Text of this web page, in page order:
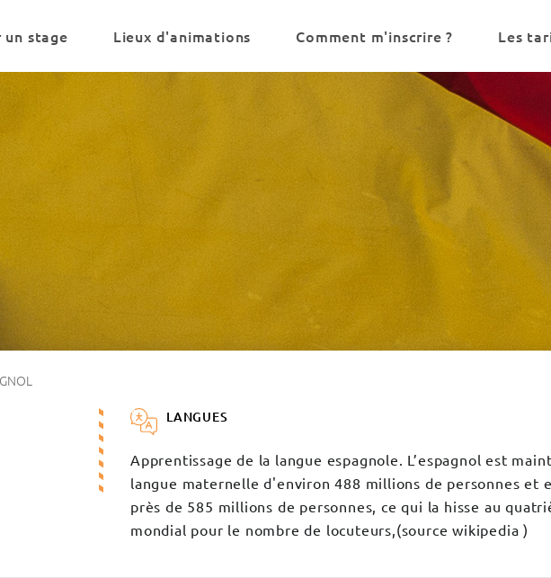
un stage Lieux d'animations Comment m'inscrire ? Les
LANGUES
Apprentissage de la langue espagnole. L’espagnol est
langue maternelle d'environ 488 millions de personnes et
près de 585 millions de personnes, ce qui la hisse au
mondial pour le nombre de locuteurs,(source wikipedia )